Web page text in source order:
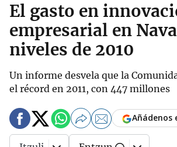
El gasto en
empresarial en
niveles de 2010
Un informe desvela que la
el récord en 2011, con 447 millones
Añádenos